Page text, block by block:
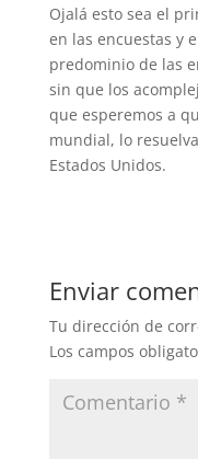
Ojalá esto sea el
en las encuestas y
predominio de las
sin que los
que esperemos a
mundial, lo
Estados Unidos.
Enviar
Tu dirección de
Los campos